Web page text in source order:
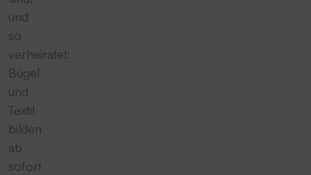
und
so
verheiratet:
Bügel
und
Textil
bilden
ab
sofort